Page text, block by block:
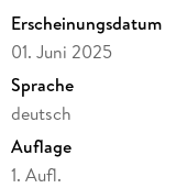
Erscheinungsdatum
01. Juni 2025
Sprache
deutsch
Auflage
1. Aufl.